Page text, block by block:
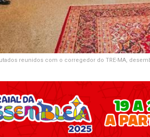
reunidos com o corregedor do TRE-MA,